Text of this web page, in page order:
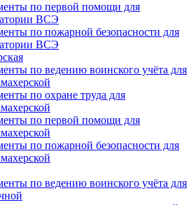
по первой помощи для
ВСЭ
по пожарной безопасности для
ВСЭ
по ведению воинского учёта для
по охране труда для
по первой помощи для
по пожарной безопасности для
по ведению воинского учёта для